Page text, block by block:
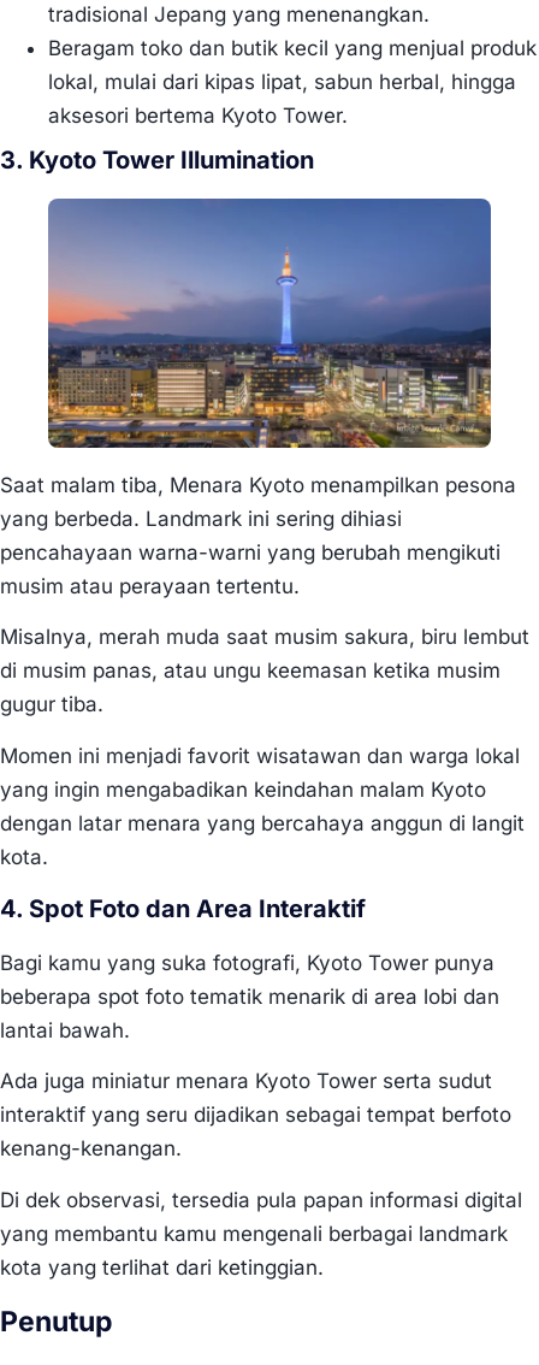
tradisional Jepang yang menenangkan.
Beragam toko dan butik kecil yang menjual produk
lokal, mulai dari kipas lipat, sabun herbal, hingga
aksesori bertema Kyoto Tower.
3. Kyoto Tower Illumination
Saat malam tiba, Menara Kyoto menampilkan pesona
yang berbeda. Landmark ini sering dihiasi
pencahayaan warna-warni yang berubah mengikuti
musim atau perayaan tertentu.
Misalnya, merah muda saat musim sakura, biru lembut
di musim panas, atau ungu keemasan ketika musim
gugur tiba.
Momen ini menjadi favorit wisatawan dan warga lokal
yang ingin mengabadikan keindahan malam Kyoto
dengan latar menara yang bercahaya anggun di langit
kota.
4. Spot Foto dan Area Interaktif
Bagi kamu yang suka fotografi, Kyoto Tower punya
beberapa spot foto tematik menarik di area lobi dan
lantai bawah.
Ada juga miniatur menara Kyoto Tower serta sudut
interaktif yang seru dijadikan sebagai tempat berfoto
kenang-kenangan.
Di dek observasi, tersedia pula papan informasi digital
yang membantu kamu mengenali berbagai landmark
kota yang terlihat dari ketinggian.
Penutup